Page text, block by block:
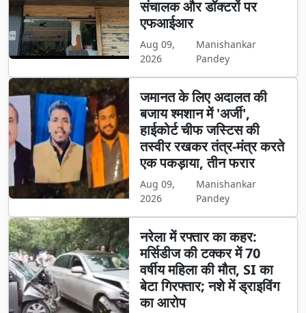
संचालक और डॉक्टरों पर
एफआईआर
Aug 09,
2026
Manishankar
Pandey
जमानत के लिए अदालत की
बजाय श्मशान में 'अर्जी',
हाईकोर्ट चीफ जस्टिस की
तस्वीर रखकर तंत्र-मंत्र करते
एक पकड़ाया, तीन फरार
Aug 09,
2026
Manishankar
Pandey
नरेला में रफ्तार का कहर:
मर्सिडीज की टक्कर में 70
वर्षीय महिला की मौत, SI का
बेटा गिरफ्तार; नशे में ड्राइविंग
का आरोप